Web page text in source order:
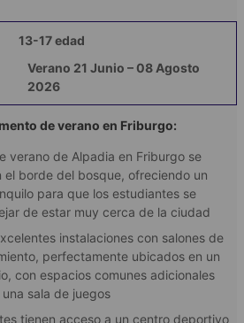
13-17edad
Verano 21 Junio – 08 Agosto
2026
de verano en Friburgo:
verano de Alpadia en Friburgo se
el borde del bosque, ofreciendo un
para que los estudiantes se
de estar muy cerca de la ciudad
instalaciones con salones de
perfectamente ubicados en un
con espacios comunes adicionales
sala de juegos
tienen acceso a un centro deportivo